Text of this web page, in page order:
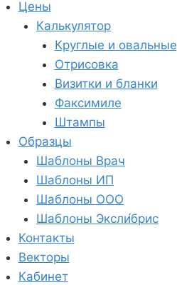
Цены
Калькулятор
Круглые и овальные
Отрисовка
Визитки и бланки
Факсимиле
Штампы
Образцы
Шаблоны Врач
Шаблоны ИП
Шаблоны ООО
Шаблоны Эксли́брис
Контакты
Векторы
Кабинет